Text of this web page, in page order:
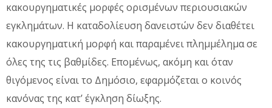
κακουργηματικές μορφές ορισμένων περιουσιακών
εγκλημάτων. Η καταδολίευση δανειστών δεν διαθέτει
κακουργηματική μορφή και παραμένει πλημμέλημα σε
όλες της τις βαθμίδες. Επομένως, ακόμη και όταν
θιγόμενος είναι το Δημόσιο, εφαρμόζεται ο κοινός
κανόνας της κατ’ έγκληση δίωξης.